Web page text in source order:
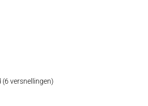
versnellingen)